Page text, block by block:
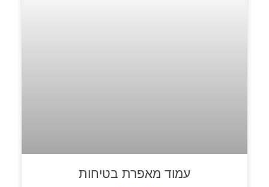
עמוד מאפרת בטיחות